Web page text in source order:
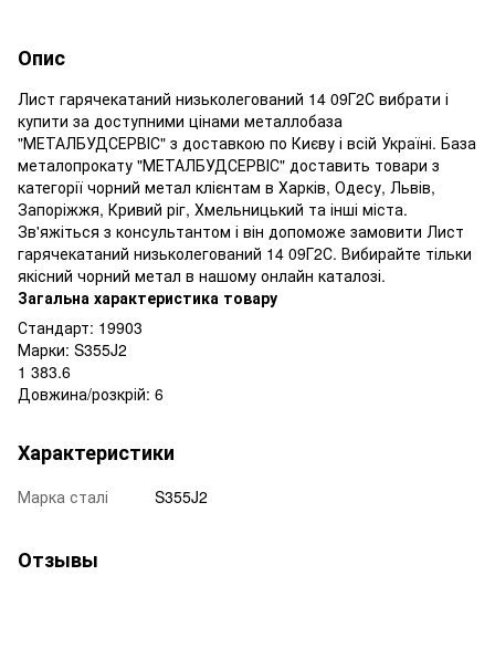
Опис
Лист гарячекатаний низьколегований 14 09Г2С вибрати і
купити за доступними цінами металлобаза
"МЕТАЛБУДСЕРВІС" з доставкою по Києву і всій Україні. База
металопрокату "МЕТАЛБУДСЕРВІС" доставить товари з
категорії чорний метал клієнтам в Харків, Одесу, Львів,
Запоріжжя, Кривий ріг, Хмельницький та інші міста.
Зв'яжіться з консультантом і він допоможе замовити Лист
гарячекатаний низьколегований 14 09Г2С. Вибирайте тільки
якісний чорний метал в нашому онлайн каталозі.
Загальна характеристика товару
Стандарт: 19903
Марки: S355J2
1 383.6
Довжина/розкрій: 6
Характеристики
Марка сталі S355J2
Отзывы